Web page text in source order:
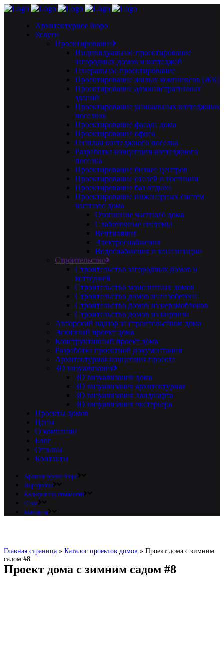
Архитектурное бюро
Услуги
Проектирование
Индивидуальное проектирование
загородных домов и коттеджей
Генеральное проектирование
Проектирование жилых комплексов (ЖК)
Проектирование административных
зданий
Проектирование уникальных коттеджных
поселков
Проектирование фасада дома
Проектирование офиса
Генплан коттеджного поселка
Разработка концепции коттеджного
поселка
Проектирование бизнес центров
Проектирование отелей и гостиниц
Проектирование баз отдыха
Проектирование инженерных систем
частного дома
Отопление частного дома
Слаботочные системы
Вентиляция
Электроснабжения
Водоснабжения и канализации
Строительство
Строительство загородных домов и
коттеджей
Строительство монолитных домов
Строительство домов из газобетона
Строительство домов из керамоблоков
Строительство домов из кирпича
Авторский надзор за строительством дома
Эскизный проект дома
Конструктивный проект дома
Разработка проектной документации
Архитектурная концепция проекта
3D визуализация
3D визуализация дома
3D визуализация архитектурная
3D визуализация ландшафта
3D визуализация экстерьера
Проекты домов
Цены
О компании
Блог
Отзывы
Контакты
Архитектурное бюро
Портфолио
Калькулятор стоимости
О нас
Контакты
Главная страница » Каталог проектов домов » Проект дома с зимним
садом #8
Проект дома с зимним садом #8